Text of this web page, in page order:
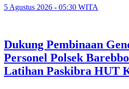
5 Agustus 2026 - 05:30 WITA
Dukung Pembinaan
Personel Polsek
Latihan Paskibra HUT